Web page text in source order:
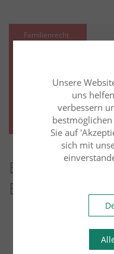
Familienrecht
Kindschaftsrecht
Weiter lesen Mehr
Entdecken
Beiträge
Unsere
uns
verbessern
Sie auf
sich mit